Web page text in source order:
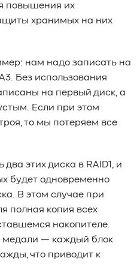
повышения их
хранимых на них
нам надо записать на
Без использования
на первый диск, а
Если при этом
то мы потеряем все
этих диска в RAID1, и
будет одновременно
В этом случае при
полная копия всех
накопителе.
медали — каждый блок
что приводит к